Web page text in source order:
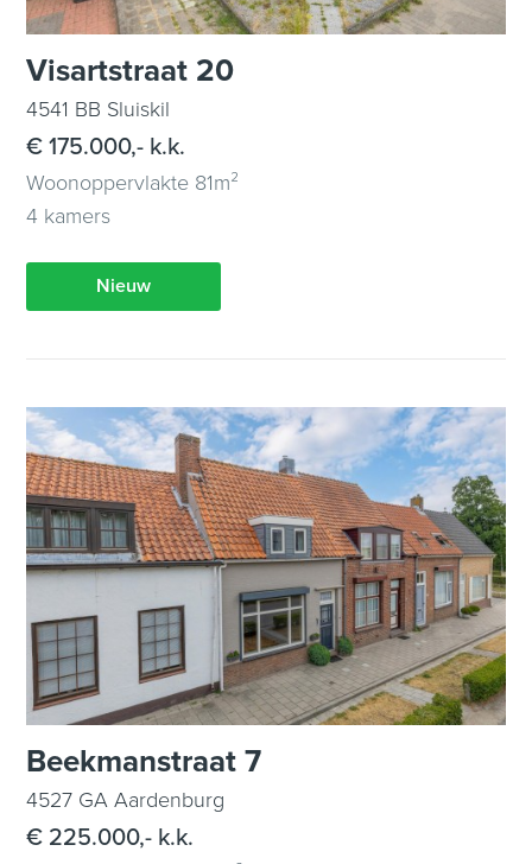
Visartstraat 20
4541 BB Sluiskil
€ 175.000,- k.k.
Woonoppervlakte 81m²
4 kamers
Nieuw
Beekmanstraat 7
4527 GA Aardenburg
€ 225.000,- k.k.